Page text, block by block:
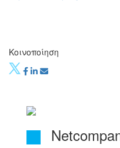
Κοινοποίηση